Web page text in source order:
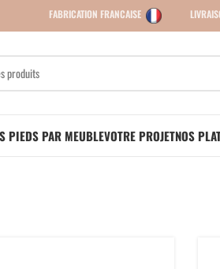
FABRICATION FRANCAISE
PIEDS PAR MEUBLEVOTRE PROJETNOS